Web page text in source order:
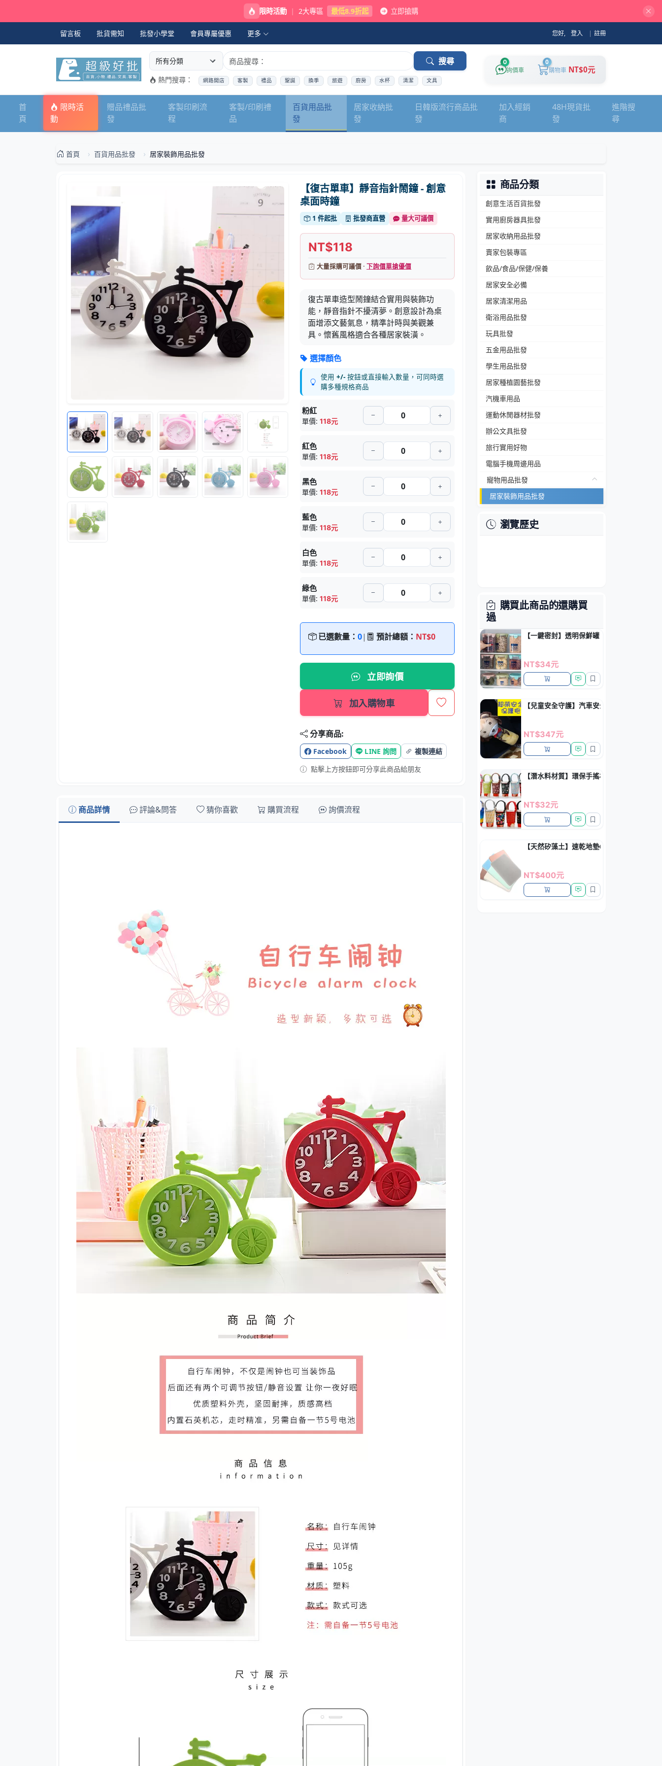
限時活動 | 2大專區 最低8.9折起 立即搶購
留言板 批貨需知 批發小學堂 會員專屬優惠 更多 您好, 登入 | 註冊
選擇商品分類
搜尋商品關鍵字 搜尋
熱門搜尋： 網路開店 客製 禮品 聖誕 換季 旅遊 廚房 水杯 清潔 文具
0
詢價車
0
購物車 NT$0元
首
頁
限時活
動
贈品禮品批
發
客製印刷流
程
客製/印刷禮
品
百貨用品批
發
居家收納批
發
日韓版流行商品批
發
加入經銷
商
48H現貨批
發
進階搜
尋
首頁 百貨用品批發 居家裝飾用品批發
【復古單車】靜音指針鬧鐘 - 創意
桌面時鐘
1 件起批 批發商直營 量大可議價
NT$118
大量採購可議價 ·下詢價單搶優價
復古單車造型鬧鐘結合實用與裝飾功
能，靜音指針不擾清夢。創意設計為桌
面增添文藝氣息，精準計時與美觀兼
具。懷舊風格適合各種居家裝潢。
選擇顏色
使用+/- 按鈕或直接輸入數量，可同時選
購多種規格商品
粉紅
單價:118元
紅色
單價:118元
黑色
單價:118元
藍色
單價:118元
白色
單價:118元
綠色
單價:118元
已選數量：0| 預計總額： NT$0
立即詢價
加入購物車
分享商品:
Facebook LINE 詢問
複製連結
點擊上方按鈕即可分享此商品給朋友
商品詳情 評論&問答 猜你喜歡 購買流程 詢價流程
商品分類
創意生活百貨批發
實用廚房器具批發
居家收納用品批發
賣家包裝專區
飲品/食品/保健/保養
居家安全必備
居家清潔用品
衛浴用品批發
玩具批發
五金用品批發
學生用品批發
居家種植園藝批發
汽機車用品
運動休閒器材批發
辦公文具批發
旅行實用好物
電腦手機周邊用品
寵物用品批發
居家裝飾用品批發
瀏覽歷史
購買此商品的還購買
過
【一鍵密封】透明保鮮罐 - 廚房雜糧收納罐
NT$34元
【兒童安全守護】汽車安全帶抱枕 - 可愛玩
NT$347元
【潛水料材質】環保手搖杯隔熱套 - 防燙防
NT$32元
【天然矽藻土】速乾地墊60× - 浴室防霉
NT$400元